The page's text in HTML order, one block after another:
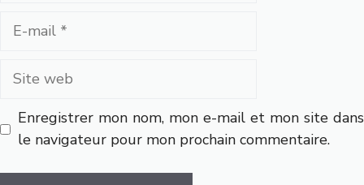
Site
Enregistrer mon nom, mon e-mail et mon site dans
le navigateur pour mon prochain commentaire.